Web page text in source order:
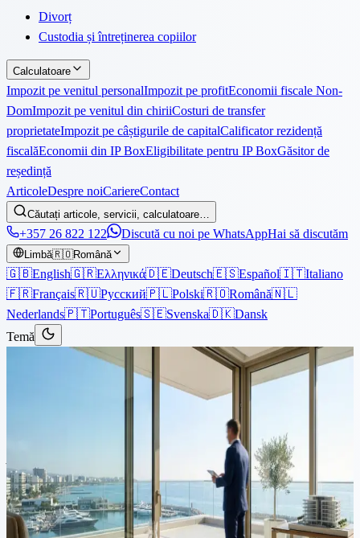
Divorț
Custodia și întreținerea copiilor
Calculatoare
Impozit pe venitul personalImpozit pe profitEconomii fiscale Non-
DomImpozit pe venitul din chiriiCosturi de transfer
proprietateImpozit pe câștigurile de capitalCalificator rezidență
fiscalăEconomii din IP BoxEligibilitate pentru IP BoxGăsitor de
reședință
ArticoleDespre noiCariereContact
Căutați articole, servicii, calculatoare…
+357 26 822 122 Discută cu noi pe WhatsAppHai să discutăm
Limbă🇷🇴Română
🇬🇧English🇬🇷Ελληνικά🇩🇪Deutsch🇪🇸Español🇮🇹Italiano
🇫🇷Français🇷🇺Русский🇵🇱Polski🇷🇴Română🇳🇱
Nederlands🇵🇹Português🇸🇪Svenska🇩🇰Dansk
Temă
Corporativ
De ce înregistrarea companiilor
în Cipru atrage afaceri globale
și giganți tehnologici